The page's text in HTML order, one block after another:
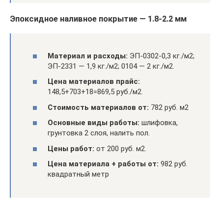
Эпоксидное наливное покрытие — 1.8-2.2 мм
Материал и расходы: ЭП-0302-0,3 кг./м2;
ЭП-2331 — 1,9 кг./м2; 0104 — 2 кг./м2.
Цена материалов прайс:
148,5+703+18=869,5 руб./м2.
Стоимость материалов от: 782 руб. м2
Основные виды работы: шлифовка,
грунтовка 2 слоя, налить пол.
Цены работ: от 200 руб. м2.
Цена материала + работы от: 982 руб.
квадратный метр